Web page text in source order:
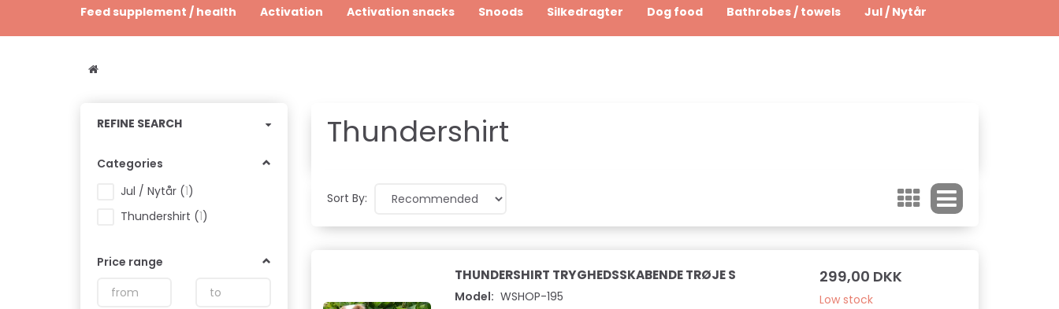
Feed supplement / health Activation Activation snacks Snoods Silkedragter Dog food Bathrobes / towels Jul / Nytår
REFINE SEARCH
Toggle
Categories
Jul / Nytår (1)
Thundershirt (1)
Price range
Thundershirt
Sort By:
THUNDERSHIRT TRYGHEDSSKABENDE TRØJE S
Model: WSHOP-195
299,00 DKK
Low stock